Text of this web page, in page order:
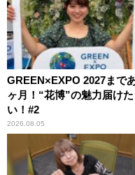
GREEN×EXPO 2027まで
ヶ月！“花博”の魅力届けた
い！#2
2026.08.05